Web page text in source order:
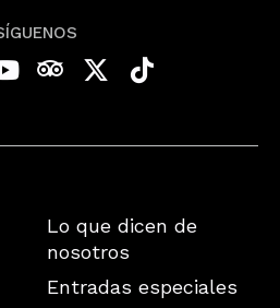
Lo que dicen de
nosotros
Entradas especiales